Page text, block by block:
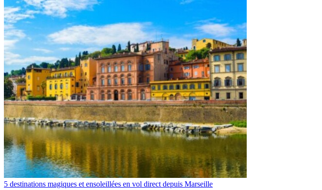
5 destinations magiques et ensoleillées en vol direct depuis Marseille